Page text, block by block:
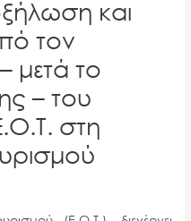
και
τον
μετά το
– του
στη